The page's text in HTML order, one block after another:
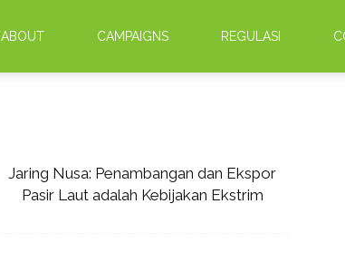
ABOUT CAMPAIGNS REGULASI
Jaring Nusa: Penambangan dan Ekspor
Pasir Laut adalah Kebijakan Ekstrim